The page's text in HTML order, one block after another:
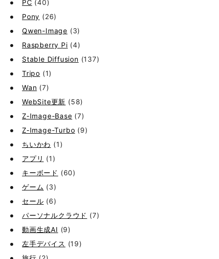
PC (40)
Pony (26)
Qwen-Image (3)
Raspberry Pi (4)
Stable Diffusion (137)
Tripo (1)
Wan (7)
WebSite更新 (58)
Z-Image-Base (7)
Z-Image-Turbo (9)
ちいかわ (1)
アプリ (1)
キーボード (60)
ゲーム (3)
セール (6)
パーソナルクラウド (7)
動画生成AI (9)
左手デバイス (19)